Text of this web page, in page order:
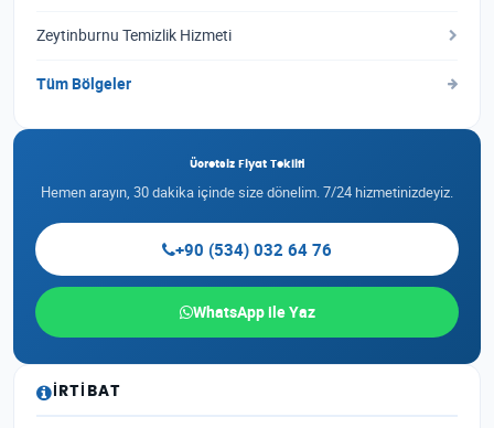
Zeytinburnu Temizlik Hizmeti
Tüm Bölgeler
Ücretsiz Fiyat Teklifi
Hemen arayın, 30 dakika içinde size dönelim. 7/24 hizmetinizdeyiz.
+90 (534) 032 64 76
WhatsApp ile Yaz
İRTIBAT